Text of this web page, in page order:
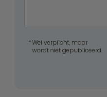
Wel verplicht, maar
wordt niet gepubliceerd.